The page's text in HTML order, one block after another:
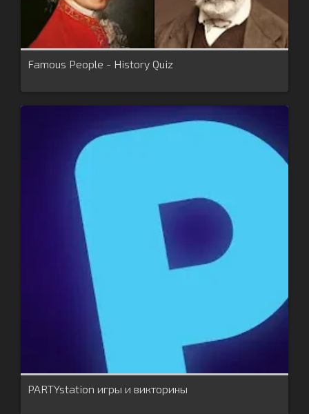
Famous People - History Quiz
PARTYstation игры и викторины